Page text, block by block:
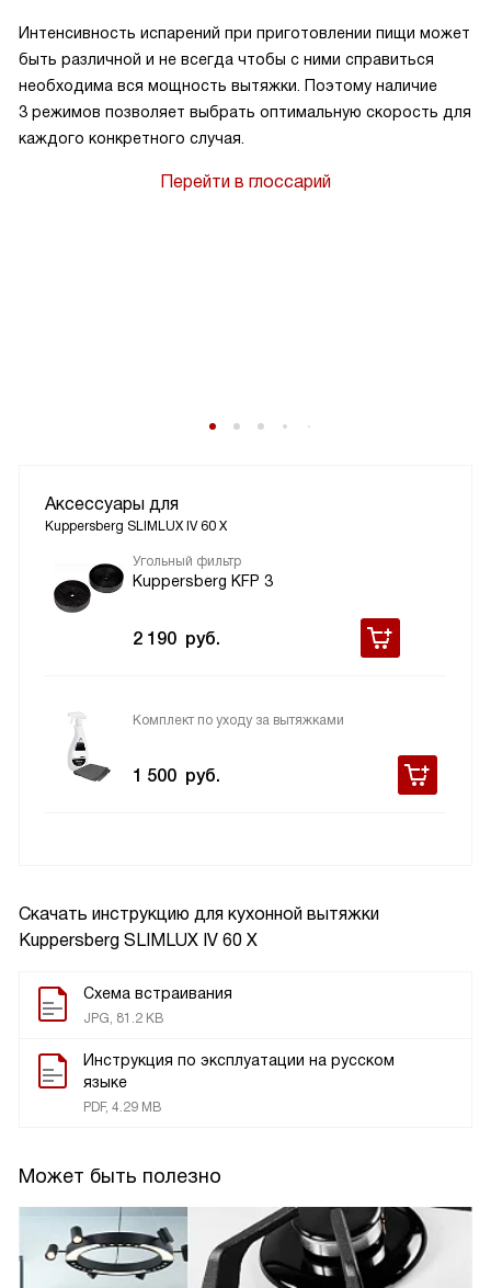
Скачать инструкцию для кухонной вытяжки
Kuppersberg SLIMLUX IV 60 X
Схема встраивания
JPG, 81.2 KB
Инструкция по эксплуатации на русском
языке
PDF, 4.29 MB
Может быть полезно
Интенсивность испарений при приготовлении пищи может
быть различной и не всегда чтобы с ними справиться
необходима вся мощность вытяжки. Поэтому наличие
3 режимов позволяет выбрать оптимальную скорость для
каждого конкретного случая.
Перейти в глоссарий
Аксессуары для
Kuppersberg SLIMLUX IV 60 X
Угольный фильтр
Kuppersberg KFP 3
2 190 руб.
Комплект по уходу за вытяжками
1 500 руб.